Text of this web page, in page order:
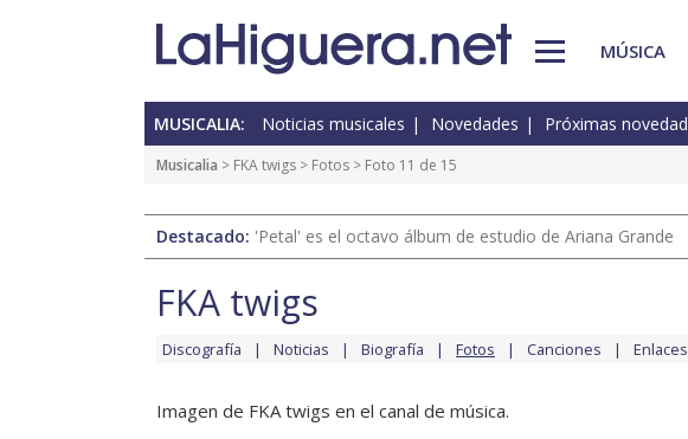
MÚSICA
MUSICALIA: Noticias musicales Novedades Próximas
Musicalia > FKA twigs > Fotos > Foto 11 de 15
Destacado: 'Petal' es el octavo álbum de estudio de Ariana Grande
FKA twigs
Discografía Noticias Biografía Fotos Canciones Enlaces
Imagen de FKA twigs en el canal de música.